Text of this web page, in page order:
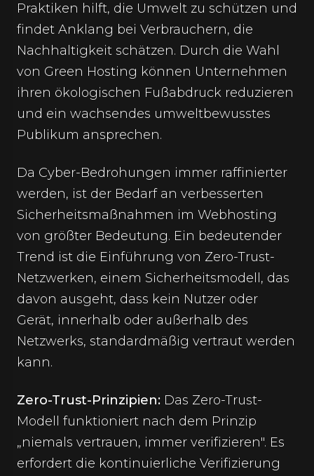
Praktiken hilft, die Umwelt zu schützen und
findet Anklang bei Verbrauchern, die
Nachhaltigkeit schätzen. Durch die Wahl
von Green Hosting können Unternehmen
ihren ökologischen Fußabdruck reduzieren
und ein wachsendes umweltbewusstes
Publikum ansprechen.
Da Cyber-Bedrohungen immer raffinierter
werden, ist der Bedarf an verbesserten
Sicherheitsmaßnahmen im Webhosting
von größter Bedeutung. Ein bedeutender
Trend ist die Einführung von Zero-Trust-
Netzwerken, einem Sicherheitsmodell, das
davon ausgeht, dass kein Nutzer oder
Gerät, innerhalb oder außerhalb des
Netzwerks, standardmäßig vertraut werden
kann.
Zero-Trust-Prinzipien: Das Zero-Trust-
Modell funktioniert nach dem Prinzip
„niemals vertrauen, immer verifizieren". Es
erfordert die kontinuierliche Verifizierung